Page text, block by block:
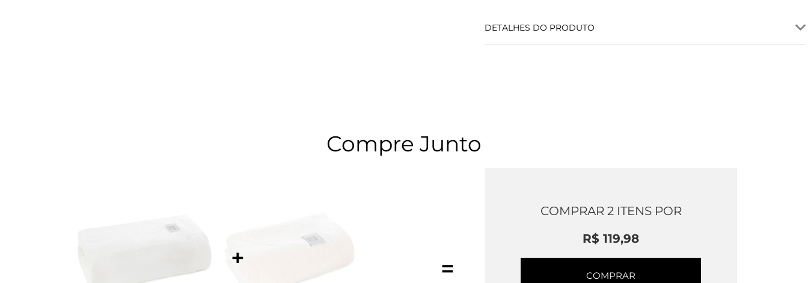
DETALHES DO PRODUTO
Compre Junto
+ =
COMPRAR 2ITENS POR
R$ 119,98
COMPRAR